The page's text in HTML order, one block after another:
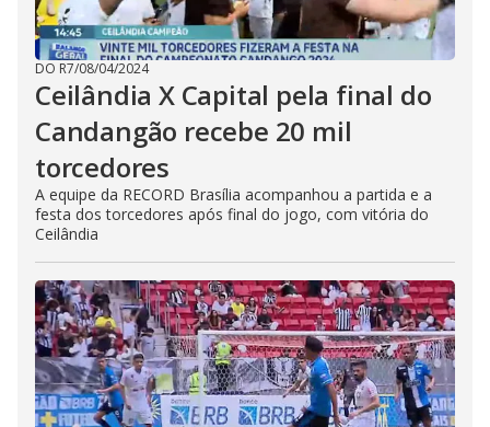
DO R7/08/04/2024
Ceilândia X Capital pela final do
Candangão recebe 20 mil
torcedores
A equipe da RECORD Brasília acompanhou a partida e a
festa dos torcedores após final do jogo, com vitória do
Ceilândia